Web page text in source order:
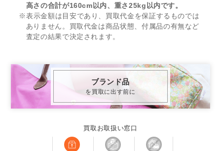
高さの合計が160cm以内、重さ25kg以内です。
※表示金額は目安であり、買取代金を保証するものでは
ありません。買取代金は商品状態、付属品の有無など
査定の結果で決定されます。
ブランド品
を買取に出す前に
買取お取扱い窓口